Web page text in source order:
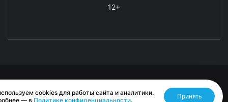
12+
Разработано RASA
cookies для работы сайта и аналитики.
— в Политике конфиденциальности.
Принять